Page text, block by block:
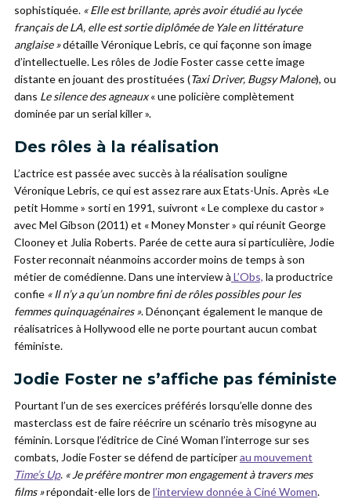
sophistiquée. « Elle est brillante, après avoir étudié au lycée
français de LA, elle est sortie diplômée de Yale en littérature
anglaise »détaille Véronique Lebris, ce qui façonne son image
d’intellectuelle. Les rôles de Jodie Foster casse cette image
distante en jouant des prostituées (Taxi Driver, Bugsy Malone), ou
dans Le silence des agneaux« une policière complètement
dominée par un serial killer ».
Des rôles à la réalisation
L’actrice est passée avec succès à la réalisation souligne
Véronique Lebris, ce qui est assez rare aux Etats-Unis. Après «Le
petit Homme » sorti en 1991, suivront « Le complexe du castor »
avec Mel Gibson (2011) et « Money Monster » qui réunit George
Clooney et Julia Roberts. Parée de cette aura si particulière, Jodie
Foster reconnait néanmoins accorder moins de temps à son
métier de comédienne. Dans une interview à L’Obs, la productrice
confie « Il n’y a qu’un nombre fini de rôles possibles pour les
femmes quinquagénaires ». Dénonçant également le manque de
réalisatrices à Hollywood elle ne porte pourtant aucun combat
féministe.
Jodie Foster ne s’affiche pas féministe
Pourtant l’un de ses exercices préférés lorsqu’elle donne des
masterclass est de faire réécrire un scénario très misogyne au
féminin. Lorsque l’éditrice de Ciné Woman l’interroge sur ses
combats, Jodie Foster se défend de participerau mouvement
Time’s Up. « Je préfère montrer mon engagement à travers mes
films »répondait-elle lors del’interview donnée à Ciné Women.